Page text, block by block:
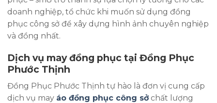
doanh nghiệp, tổ chức khi muốn sử dụng đồng
phục công sở để xây dựng hình ảnh chuyên nghiệp
và đồng nhất.
Dịch vụ may đồng phục tại Đồng Phục
Phước Thịnh
Đồng Phục Phước Thịnh tự hào là đơn vị cung cấp
dịch vụ may áo đồng phục công sở chất lượng